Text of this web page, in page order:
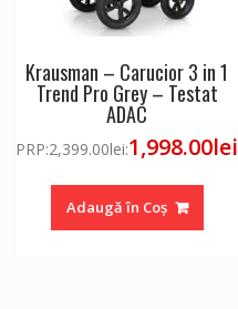
Krausman – Carucior 3 in 1
Trend Pro Grey – Testat
ADAC
PRP:2,399.00lei:1,998.00lei
Adaugă în Coș